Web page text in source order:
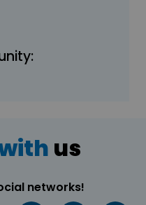
us
networks!